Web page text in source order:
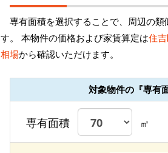
専有面積を選択することで、周辺の
す。 本物件の価格および家賃算定は住
相場から確認いただけます。
対象物件の『専有
専有面積 ㎡